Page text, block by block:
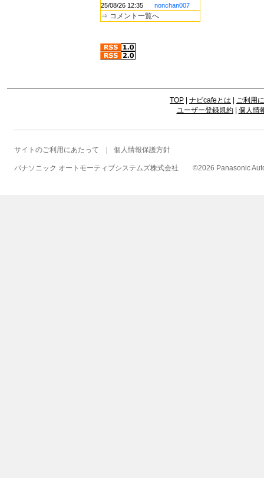
25/08/26 12:35 nonchan007
⇒ コメント一覧へ
TOP ナビcafeとは
ご利用
ユーザー登録規約| 個人情
サイトのご利用にあたって 個人情報保護方針
パナソニック オートモーティブシステムズ株式会社 ©2026 Panasonic